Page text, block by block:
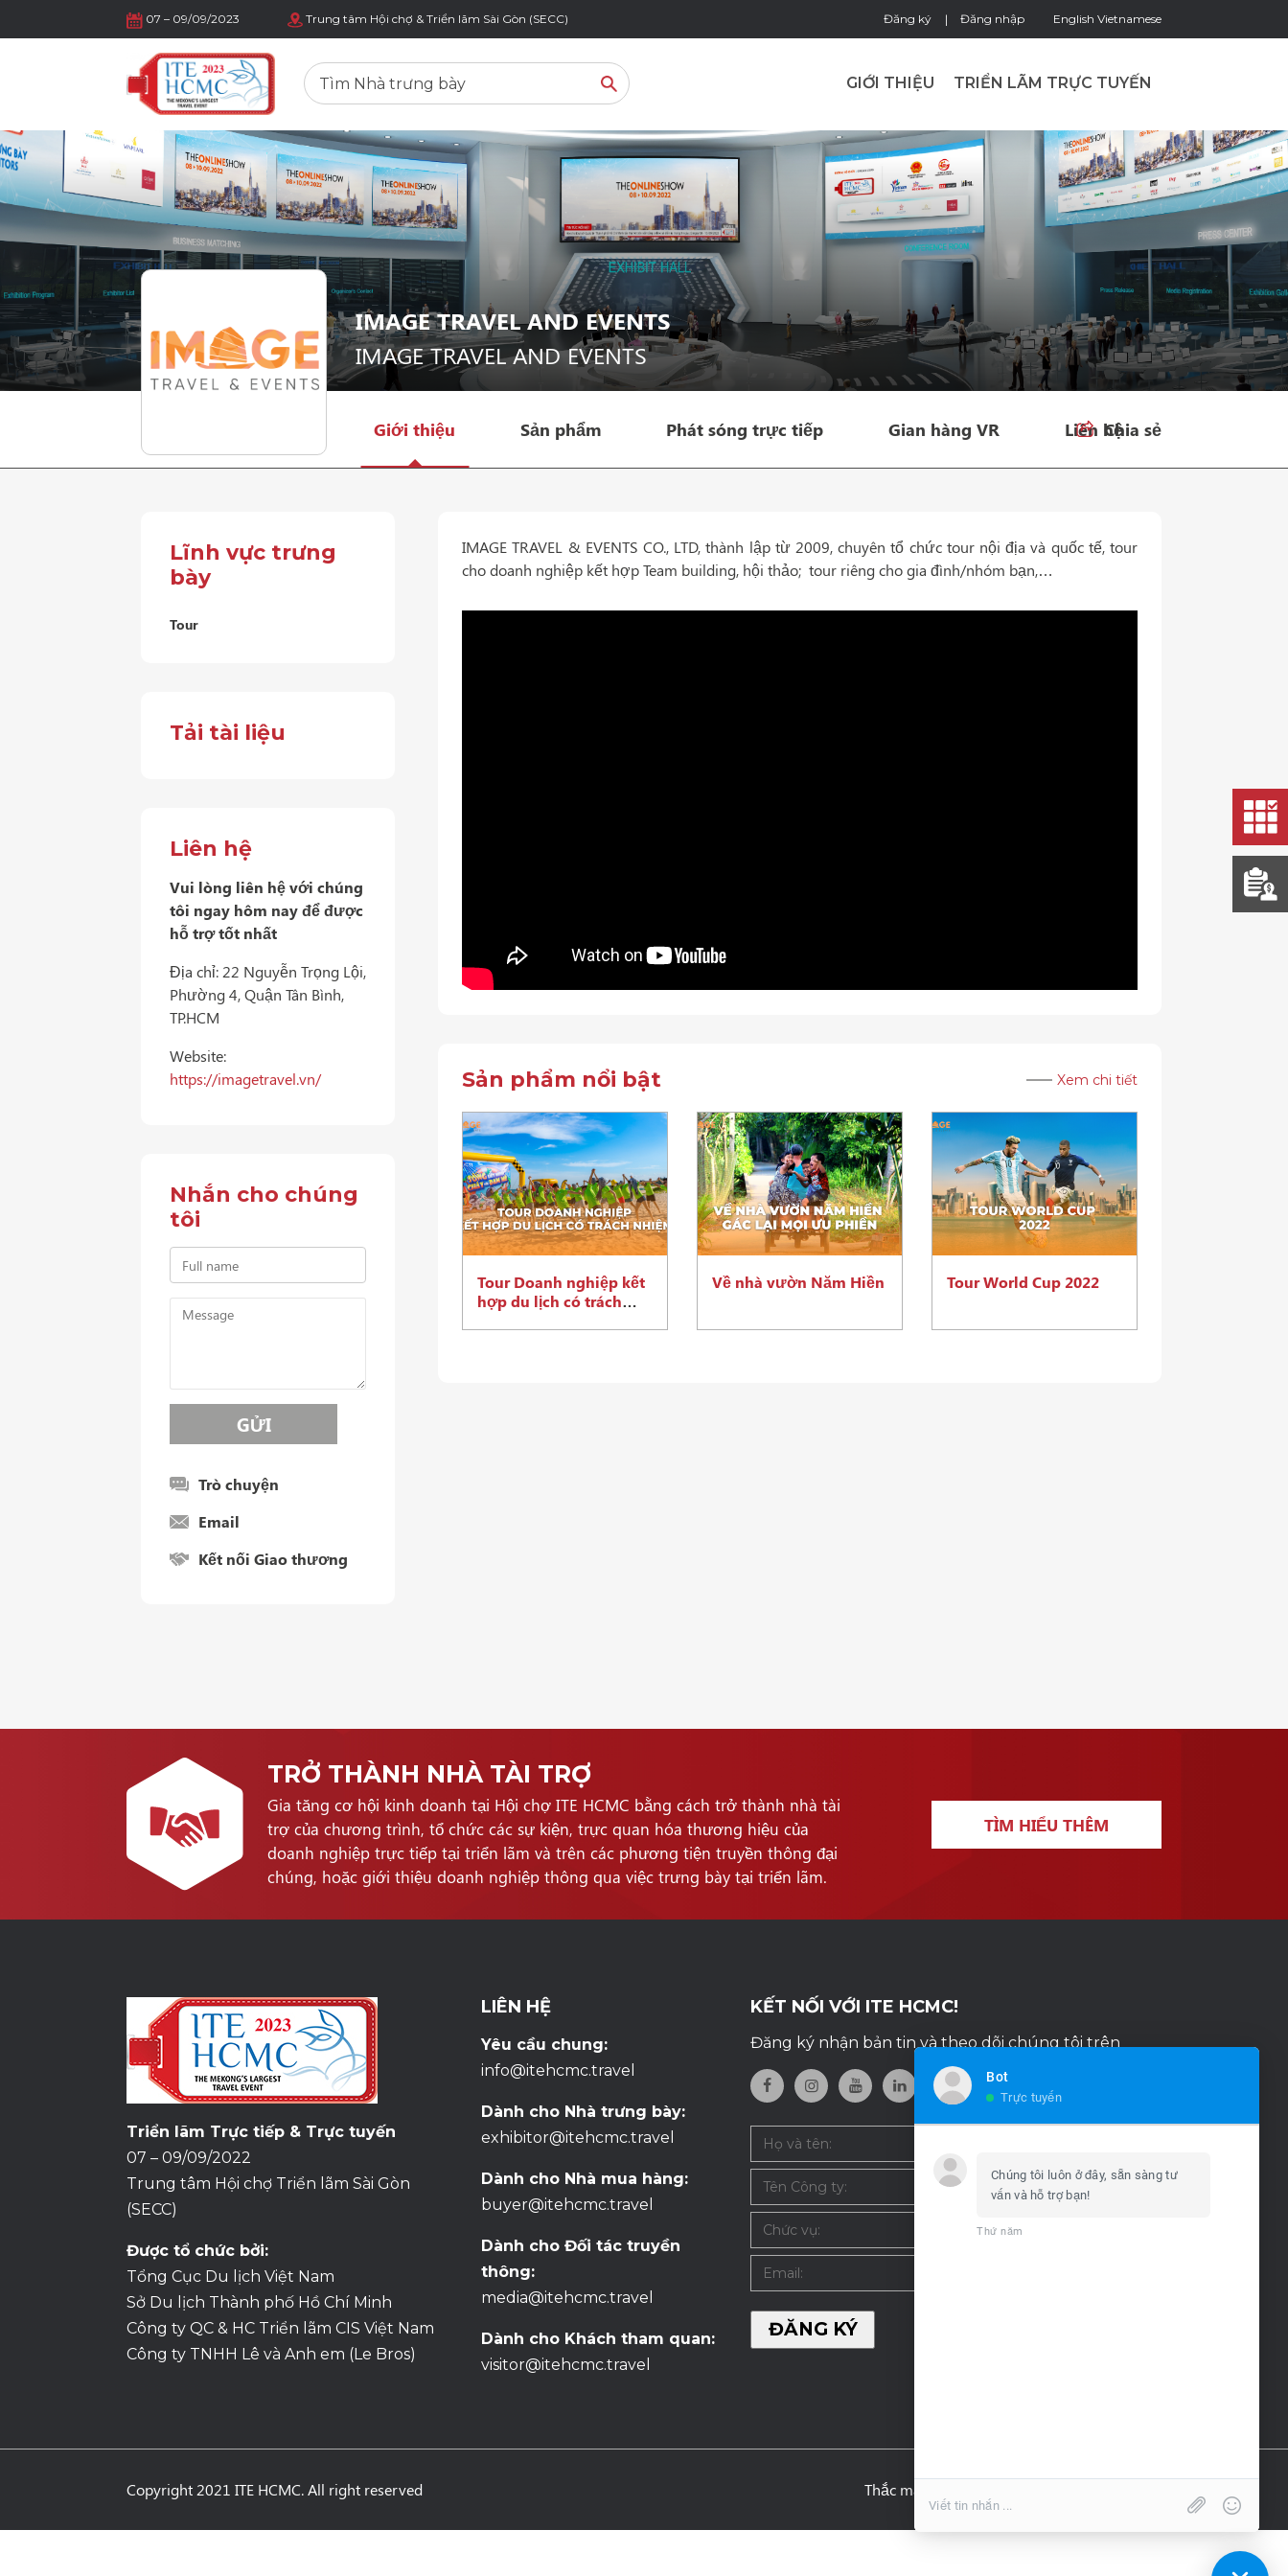
07 – 09/09/2023 Trung tâm Hội chợ & Triển lãm Sài Gòn (SECC) Đăng ký Đăng nhập English Vietnamese
GIỚI THIỆU TRIỂN LÃM TRỰC TUYẾN
IMAGE TRAVEL AND EVENTS
IMAGE TRAVEL AND EVENTS
Giới thiệu Sản phẩm Phát sóng trực tiếp Gian hàng VR Liên hệChia sẻ
Lĩnh vực trưng
bày
Tour
Tải tài liệu
Liên hệ
Vui lòng liên hệ với chúng
tôi ngay hôm nay để được
hỗ trợ tốt nhất
Địa chỉ: 22 Nguyễn Trọng Lội,
Phường 4, Quận Tân Bình,
TP.HCM
Website:
https://imagetravel.vn/
Nhắn cho chúng
tôi
Trò chuyện
Email
Kết nối Giao thương
IMAGE TRAVEL & EVENTS CO., LTD, thành lập từ 2009, chuyên tổ chức tour nội địa và quốc tế, tour
cho doanh nghiệp kết hợp Team building, hội thảo; tour riêng cho gia đình/nhóm bạn,…
Sản phẩm nổi bật Xem chi tiết
Tour Doanh nghiệp kết
hợp du lịch có trách
Về nhà vườn Năm Hiền Tour World Cup 2022
TRỞ THÀNH NHÀ TÀI TRỢ
Gia tăng cơ hội kinh doanh tại Hội chợ ITE HCMC bằng cách trở thành nhà tài
trợ của chương trình, tổ chức các sự kiện, trực quan hóa thương hiệu của
doanh nghiệp trực tiếp tại triển lãm và trên các phương tiện truyền thông đại
chúng, hoặc giới thiệu doanh nghiệp thông qua việc trưng bày tại triển lãm.
TÌM HIỂU THÊM
Triển lãm Trực tiếp & Trực tuyến
07 – 09/09/2022
Trung tâm Hội chợ Triển lãm Sài Gòn
(SECC)
Được tổ chức bởi:
Tổng Cục Du lịch Việt Nam
Sở Du lịch Thành phố Hồ Chí Minh
Công ty QC & HC Triển lãm CIS Việt Nam
Công ty TNHH Lê và Anh em (Le Bros)
LIÊN HỆ
Yêu cầu chung:
info@itehcmc.travel
Dành cho Nhà trưng bày:
exhibitor@itehcmc.travel
Dành cho Nhà mua hàng:
buyer@itehcmc.travel
Dành cho Đối tác truyền
thông:
media@itehcmc.travel
Dành cho Khách tham quan:
visitor@itehcmc.travel
KẾT NỐI VỚI ITE HCMC!
Đăng ký nhận bản tin và theo dõi chúng tôi trên
Copyright 2021 ITE HCMC. All right reserved Thắc mắc thường gặp
Bot
Trực tuyến
Chúng tôi luôn ở đây, sẵn sàng tư
vấn và hỗ trợ bạn!
Thứ năm